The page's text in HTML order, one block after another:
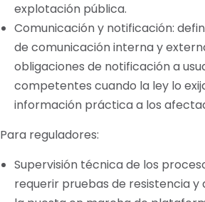
explotación pública.
Comunicación y notificación:
de comunicación interna y
obligaciones de notificación a
competentes cuando la ley lo
información práctica a los
Para reguladores:
Supervisión técnica de los
requerir pruebas de resistencia y